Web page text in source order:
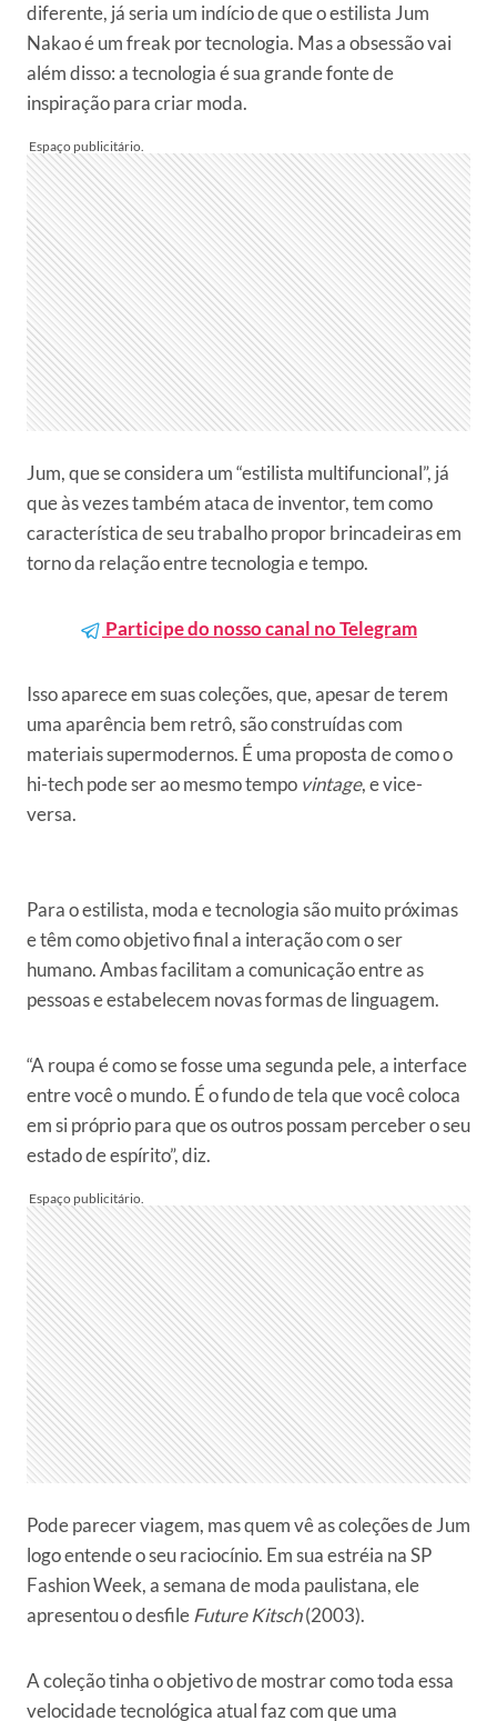
diferente, já seria um indício de que o estilista Jum
Nakao é um freak por tecnologia. Mas a obsessão vai
além disso: a tecnologia é sua grande fonte de
inspiração para criar moda.
Jum, que se considera um “estilista multifuncional”, já
que às vezes também ataca de inventor, tem como
característica de seu trabalho propor brincadeiras em
torno da relação entre tecnologia e tempo.
Participe do nosso canal no Telegram
Isso aparece em suas coleções, que, apesar de terem
uma aparência bem retrô, são construídas com
materiais supermodernos. É uma proposta de como o
hi-tech pode ser ao mesmo tempo vintage, e vice-
versa.
Para o estilista, moda e tecnologia são muito próximas
e têm como objetivo final a interação com o ser
humano. Ambas facilitam a comunicação entre as
pessoas e estabelecem novas formas de linguagem.
“A roupa é como se fosse uma segunda pele, a interface
entre você o mundo. É o fundo de tela que você coloca
em si próprio para que os outros possam perceber o seu
estado de espírito”, diz.
Pode parecer viagem, mas quem vê as coleções de Jum
logo entende o seu raciocínio. Em sua estréia na SP
Fashion Week, a semana de moda paulistana, ele
apresentou o desfileFuture Kitsch(2003).
A coleção tinha o objetivo de mostrar como toda essa
velocidade tecnológica atual faz com que uma